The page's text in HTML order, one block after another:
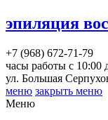
эпиляция
+7 (968) 672-71-79
часы работы с 10:00
ул. Большая
меню закрыть меню
Меню